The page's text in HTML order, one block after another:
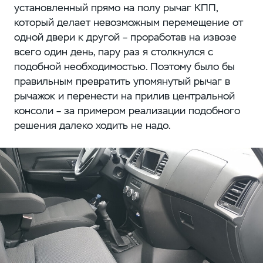
установленный прямо на полу рычаг КПП,
который делает невозможным перемещение от
одной двери к другой – проработав на извозе
всего один день, пару раз я столкнулся с
подобной необходимостью. Поэтому было бы
правильным превратить упомянутый рычаг в
рычажок и перенести на прилив центральной
консоли – за примером реализации подобного
решения далеко ходить не надо.